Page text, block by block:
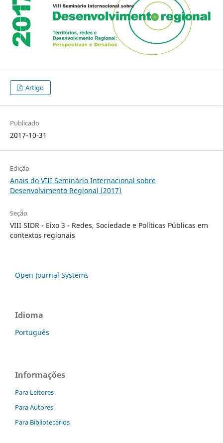
Artigo
Publicado
2017-10-31
Edição
Anais do VIII Seminário Internacional sobre
Desenvolvimento Regional (2017)
Seção
VIII SIDR - Eixo 3 - Redes, Sociedade e Políticas Públicas em
contextos regionais
Open Journal Systems
Idioma
Português
Informações
Para Leitores
Para Autores
Para Bibliotecários